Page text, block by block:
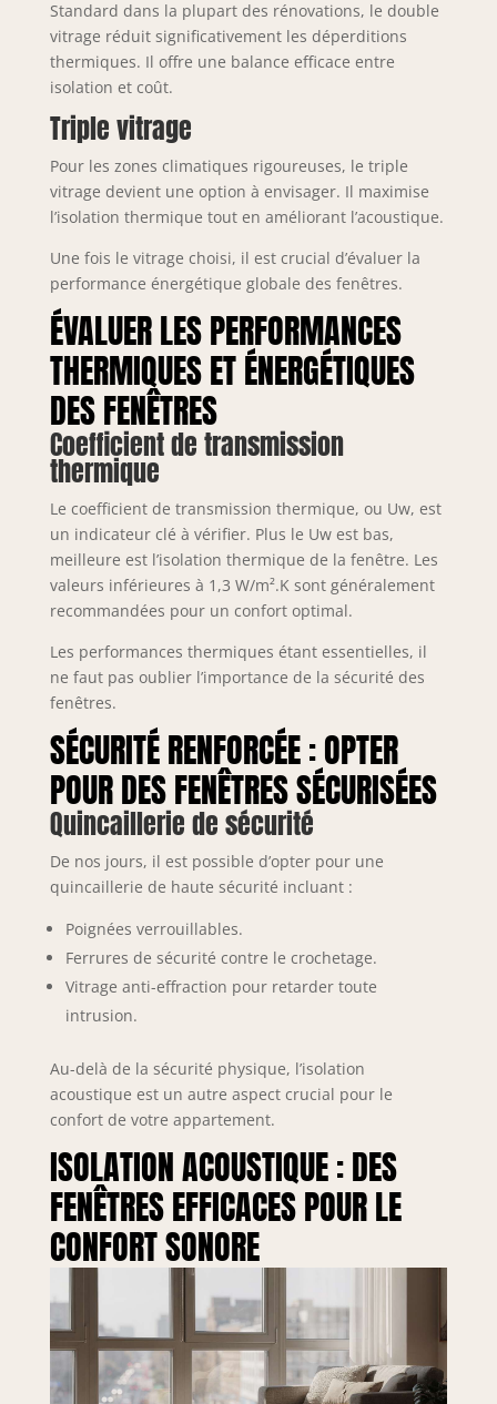
Standard dans la plupart des rénovations, le double
vitrage réduit significativement les déperditions
thermiques. Il offre une balance efficace entre
isolation et coût.
Triple vitrage
Pour les zones climatiques rigoureuses, le triple
vitrage devient une option à envisager. Il maximise
l’isolation thermique tout en améliorant l’acoustique.
Une fois le vitrage choisi, il est crucial d’évaluer la
performance énergétique globale des fenêtres.
ÉVALUER LES PERFORMANCES
THERMIQUES ET ÉNERGÉTIQUES
DES FENÊTRES
Coefficient de transmission
thermique
Le coefficient de transmission thermique, ou Uw, est
un indicateur clé à vérifier. Plus le Uw est bas,
meilleure est l’isolation thermique de la fenêtre. Les
valeurs inférieures à 1,3 W/m².K sont généralement
recommandées pour un confort optimal.
Les performances thermiques étant essentielles, il
ne faut pas oublier l’importance de la sécurité des
fenêtres.
SÉCURITÉ RENFORCÉE : OPTER
POUR DES FENÊTRES SÉCURISÉES
Quincaillerie de sécurité
De nos jours, il est possible d’opter pour une
quincaillerie de haute sécurité incluant :
Poignées verrouillables.
Ferrures de sécurité contre le crochetage.
Vitrage anti-effraction pour retarder toute
intrusion.
Au-delà de la sécurité physique, l’isolation
acoustique est un autre aspect crucial pour le
confort de votre appartement.
ISOLATION ACOUSTIQUE : DES
FENÊTRES EFFICACES POUR LE
CONFORT SONORE